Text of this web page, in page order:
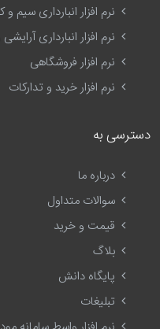
نرم افزار انبارداری سیم و
نرم افزار انبارداری
نرم افزار فروشگاهی
نرم افزار خرید و تدارکات
دسترسی به
درباره ما
سوالات متداول
قیمت و خرید
بلاگ
پایگاه دانش
تبلیغات